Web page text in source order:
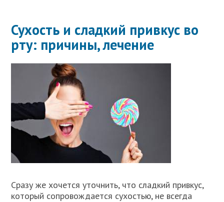
Сухость и сладкий привкус во
рту: причины, лечение
Сразу же хочется уточнить, что сладкий привкус,
который сопровождается сухостью, не всегда